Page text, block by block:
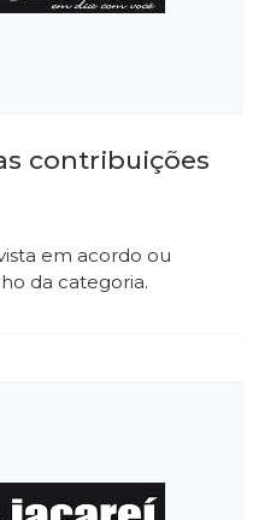
contribuições
em acordo ou
da categoria.